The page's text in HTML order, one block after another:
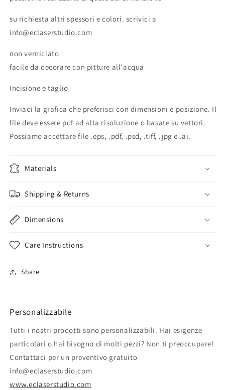
su richiesta altri spessori e colori. scrivici a
info@eclaserstudio.com
non verniciato
facile da decorare con pitture all'acqua
Incisione e taglio
Inviaci la grafica che preferisci con dimensioni e posizione. Il
file deve essere pdf ad alta risoluzione o basate su vettori.
Possiamo accettare file .eps, .pdf, .psd, .tiff, .jpg e .ai.
Materials
Shipping & Returns
Dimensions
Care Instructions
Share
Personalizzabile
Tutti i nostri prodotti sono personalizzabili. Hai esigenze
particolari o hai bisogno di molti pezzi? Non ti preoccupare!
Contattaci per un preventivo gratuito
info@eclaserstudio.com
www.eclaserstudio.com